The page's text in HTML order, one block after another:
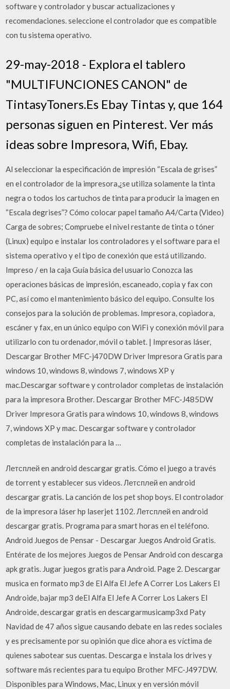
software y controlador y buscar actualizaciones y
recomendaciones. seleccione el controlador que es compatible
con tu sistema operativo.
29-may-2018 - Explora el tablero
"MULTIFUNCIONES CANON" de
TintasyToners.Es Ebay Tintas y, que 164
personas siguen en Pinterest. Ver más
ideas sobre Impresora, Wifi, Ebay.
Al seleccionar la especificación de impresión “Escala de grises”
en el controlador de la impresora,¿se utiliza solamente la tinta
negra o todos los cartuchos de tinta para producir la imagen en
“Escala degrises”? Cómo colocar papel tamaño A4/Carta (Video)
Carga de sobres; Compruebe el nivel restante de tinta o tóner
(Linux) equipo e instalar los controladores y el software para el
sistema operativo y el tipo de conexión que está utilizando.
Impreso / en la caja Guía básica del usuario Conozca las
operaciones básicas de impresión, escaneado, copia y fax con
PC, así como el mantenimiento básico del equipo. Consulte los
consejos para la solución de problemas. Impresora, copiadora,
escáner y fax, en un único equipo con WiFi y conexión móvil para
utilizarlo con tu ordenador, móvil o tablet. | Impresoras láser,
Descargar Brother MFC-j470DW Driver Impresora Gratis para
windows 10, windows 8, windows 7, windows XP y
mac.Descargar software y controlador completas de instalación
para la impresora Brother. Descargar Brother MFC-J485DW
Driver Impresora Gratis para windows 10, windows 8, windows
7, windows XP y mac. Descargar software y controlador
completas de instalación para la …
Летсплей en android descargar gratis. Cómo el juego a través
de torrent y establecer sus videos. Летсплей en android
descargar gratis. La canción de los pet shop boys. El controlador
de la impresora láser hp laserjet 1102. Летсплей en android
descargar gratis. Programa para smart horas en el teléfono.
Android Juegos de Pensar - Descargar Juegos Android Gratis.
Entérate de los mejores Juegos de Pensar Android con descarga
apk gratis. Jugar juegos gratis para Android. Page 2. Descargar
musica en formato mp3 de El Alfa El Jefe A Correr Los Lakers El
Androide, bajar mp3 deEl Alfa El Jefe A Correr Los Lakers El
Androide, descargar gratis en descargarmusicamp3xd Paty
Navidad de 47 años sigue causando debate en las redes sociales
y es precisamente por su opinión que dice ahora es víctima de
quienes sabotear sus cuentas. Descarga e instala los drives y
software más recientes para tu equipo Brother MFC-J497DW.
Disponibles para Windows, Mac, Linux y en versión móvil